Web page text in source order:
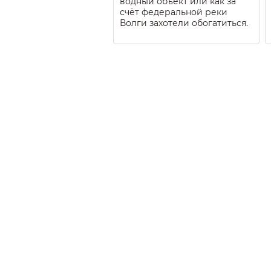
счёт федеральной реки
Волги захотели обогатиться.